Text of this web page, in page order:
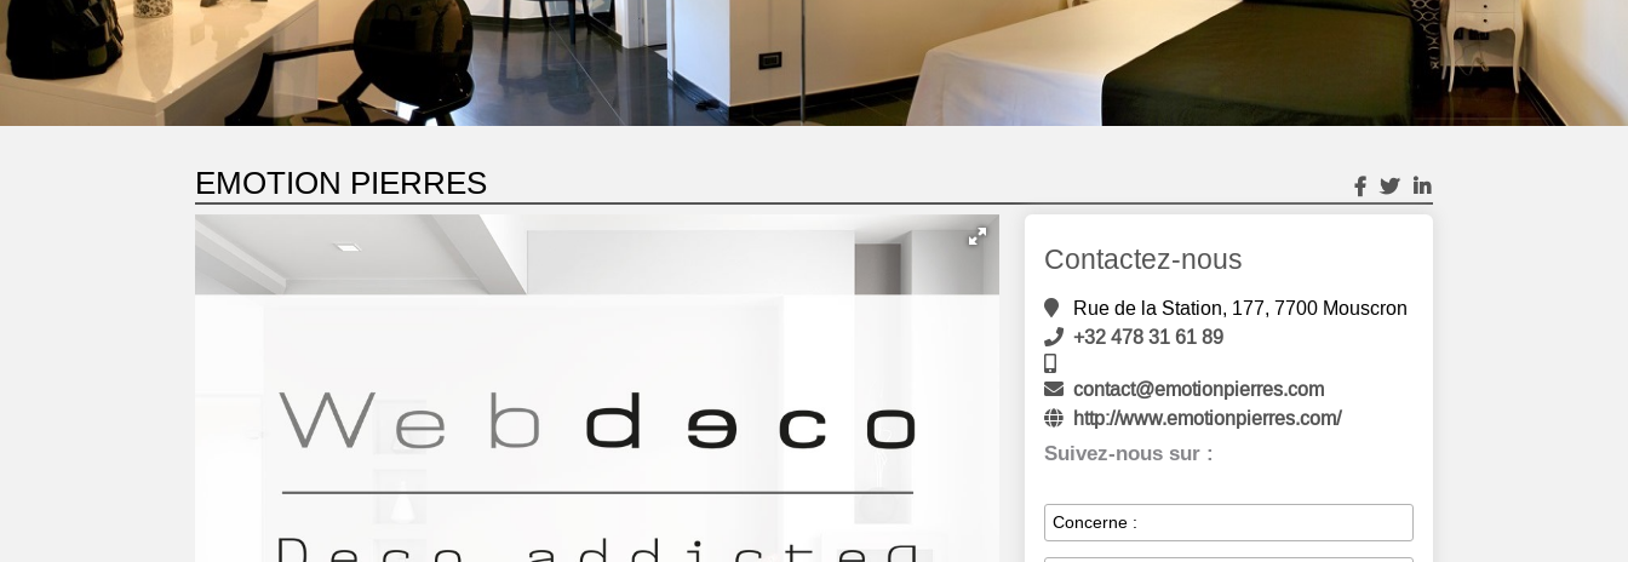
EMOTION PIERRES
Contactez-nous
Rue de la Station, 177, 7700 Mouscron
+32 478 31 61 89
contact@emotionpierres.com
http://www.emotionpierres.com/
Suivez-nous sur :